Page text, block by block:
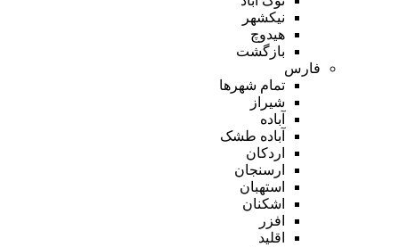
نیکشهر
هیدوچ
بازگشت
فارس
تمام شهر‌ها
شیراز
آباده
آباده طشک
اردکان
ارسنجان
استهبان
اشکنان
افزر
اقلید